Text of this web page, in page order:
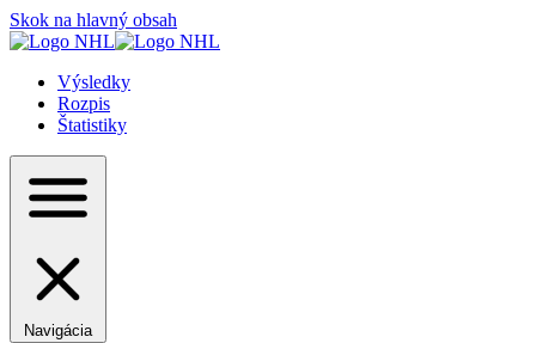
Skok na hlavný obsah
Výsledky
Rozpis
Štatistiky
Navigácia